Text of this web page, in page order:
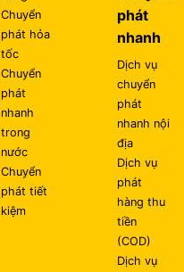
Chuyển
phát hỏa
tốc
Chuyển
phát
nhanh
trong
nước
Chuyển
phát tiết
kiệm
phát
nhanh
Dịch vụ
chuyển
phát
nhanh nội
địa
Dịch vụ
phát
hàng thu
tiền
(COD)
Dịch vụ